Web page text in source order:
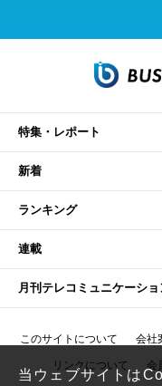
特集・レポート
新着
ランキング
連載
月刊テレコミュニケーショ
このサイトについて 会社
リンクについて 会
当ウェブサイトは